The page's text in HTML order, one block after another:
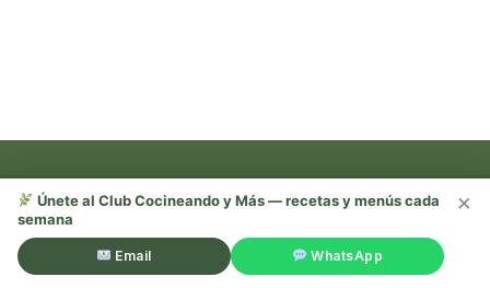
Recetas, trucos y mucho más —
¡sígueme en redes!
×
Únete al Club Cocineando y Más — recetas y menús cada
semana
Email WhatsApp